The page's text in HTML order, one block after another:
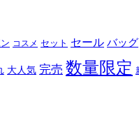
コスメ セット セール バッグ
大人気 完売 数量限定